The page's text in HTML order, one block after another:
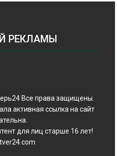
РЕКЛАМЫ
Все права защищены.
активная ссылка на сайт
для лиц старше 16 лет!